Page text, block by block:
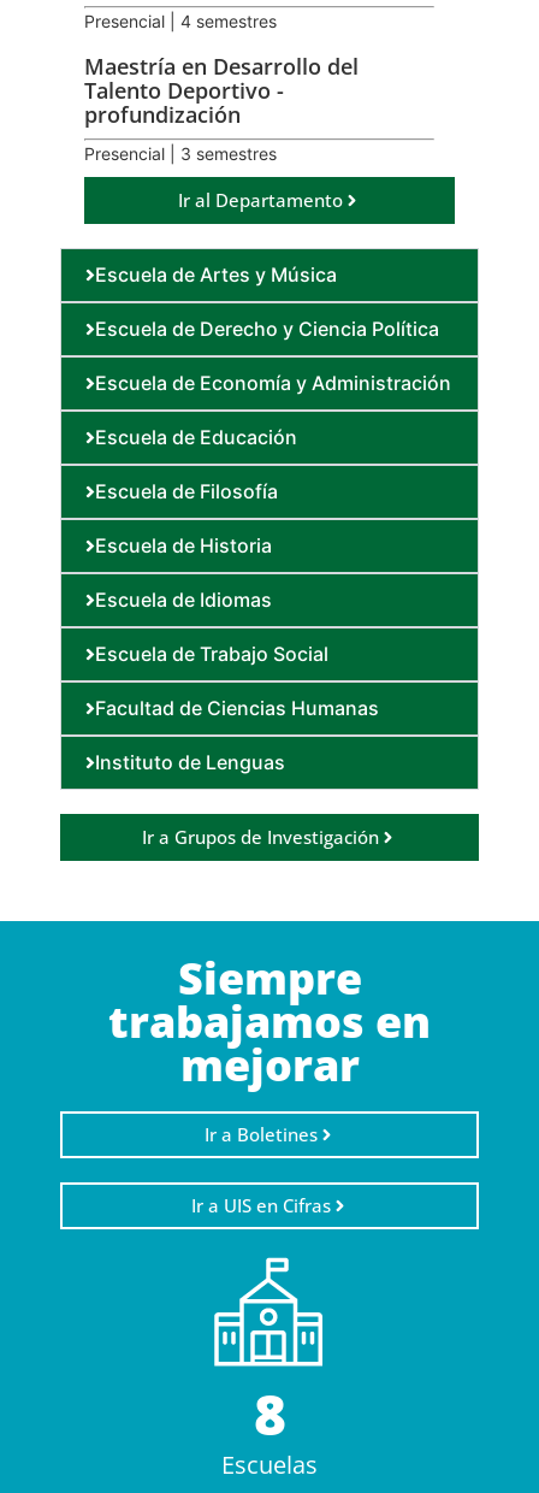
Presencial | 4 semestres
Maestría en Desarrollo del
Talento Deportivo -
profundización
Presencial | 3 semestres
Ir al Departamento
Escuela de Artes y Música
Escuela de Derecho y Ciencia Política
Escuela de Economía y Administración
Escuela de Educación
Escuela de Filosofía
Escuela de Historia
Escuela de Idiomas
Escuela de Trabajo Social
Facultad de Ciencias Humanas
Instituto de Lenguas
Ir a Grupos de Investigación
Siempre
trabajamos en
mejorar
Ir a Boletines
Ir a UIS en Cifras
8
Escuelas